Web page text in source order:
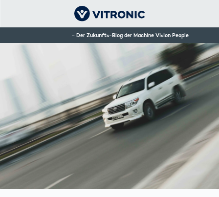
Der Zukunfts-Blog der Machine Vision People